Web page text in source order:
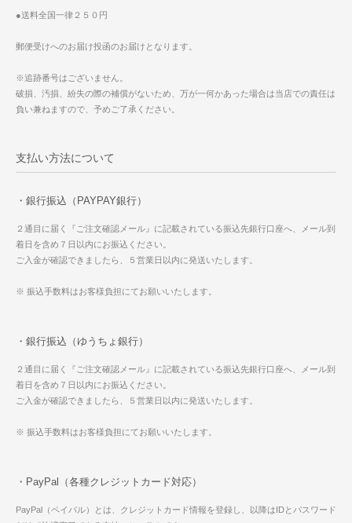
●送料全国一律２５０円
郵便受けへのお届け投函のお届けとなります。
※追跡番号はございません。
破損、汚損、紛失の際の補償がないため、万が一何かあった場合は当店での責任は
負い兼ねますので、予めご了承ください。
支払い方法について
・銀行振込（PAYPAY銀行）
２通目に届く『ご注文確認メール』に記載されている振込先銀行口座へ、メール到
着日を含め７日以内にお振込ください。
ご入金が確認できましたら、５営業日以内に発送いたします。
※ 振込手数料はお客様負担にてお願いいたします。
・銀行振込（ゆうちょ銀行）
２通目に届く『ご注文確認メール』に記載されている振込先銀行口座へ、メール到
着日を含め７日以内にお振込ください。
ご入金が確認できましたら、５営業日以内に発送いたします。
※ 振込手数料はお客様負担にてお願いいたします。
・PayPal（各種クレジットカード対応）
PayPal（ペイパル）とは、クレジットカード情報を登録し、以降はIDとパスワード